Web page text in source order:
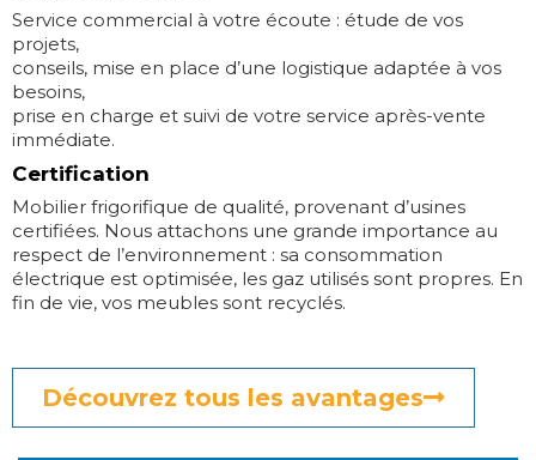
Service commercial à votre écoute : étude de vos
projets,
conseils, mise en place d’une logistique adaptée à vos
besoins,
prise en charge et suivi de votre service après-vente
immédiate.
Certification
Mobilier frigorifique de qualité, provenant d’usines
certifiées. Nous attachons une grande importance au
respect de l’environnement : sa consommation
électrique est optimisée, les gaz utilisés sont propres. En
fin de vie, vos meubles sont recyclés.
Découvrez tous les avantages